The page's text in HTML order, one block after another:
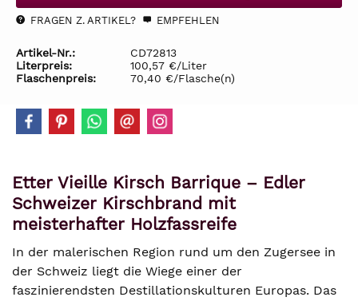
FRAGEN Z. ARTIKEL? EMPFEHLEN
Artikel-Nr.:
CD72813
Literpreis:
100,57 €/Liter
Flaschenpreis:
70,40 €/Flasche(n)
Etter Vieille Kirsch Barrique – Edler
Schweizer Kirschbrand mit
meisterhafter Holzfassreife
In der malerischen Region rund um den Zugersee in
der Schweiz liegt die Wiege einer der
faszinierendsten Destillationskulturen Europas. Das